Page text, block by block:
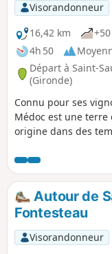
Visorandonneur
16,42 km
4h 50
Départ à Saint-
(Gironde)
Connu pour ses
Médoc est une
origine dans des
des forteresses
Depuis la commune
traverserez le
destination des
Lamothe-Cissac et
propriétés puisent
Moyen Âge mais plus
Autour de
Fontesteau
Visorandonneur